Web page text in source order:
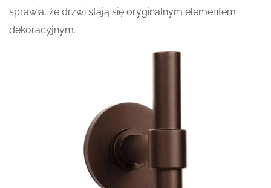
sprawia, że drzwi stają się oryginalnym elementem
dekoracyjnym.